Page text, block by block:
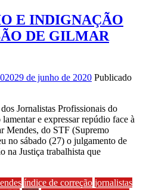
E INDIGNAÇÃO
DE GILMAR
29 de junho de 2020 Publicado
Jornalistas Profissionais do
e expressar repúdio face à
Mendes, do STF (Supremo
no sábado (27) o julgamento de
na Justiça trabalhista que
índice de correção jornalistas